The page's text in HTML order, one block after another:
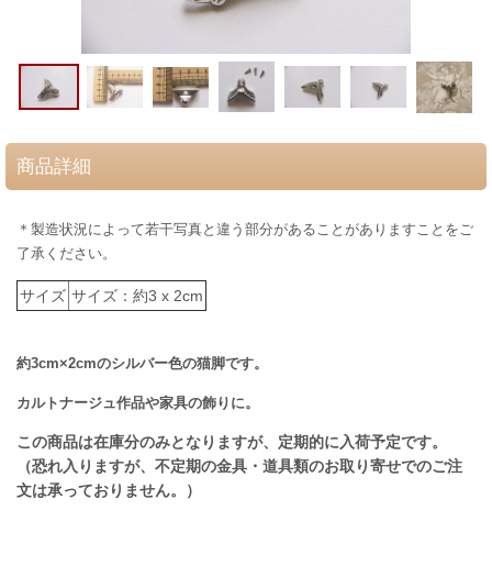
商品詳細
＊製造状況によって若干写真と違う部分があることがありますことをご
了承ください。
サイズ サイズ：約3 x 2cm
約3cm×2cmのシルバー色の猫脚です。
カルトナージュ作品や家具の飾りに。
この商品は在庫分のみとなりますが、定期的に入荷予定です。
（恐れ入りますが、不定期の金具・道具類のお取り寄せでのご注
文は承っておりません。）